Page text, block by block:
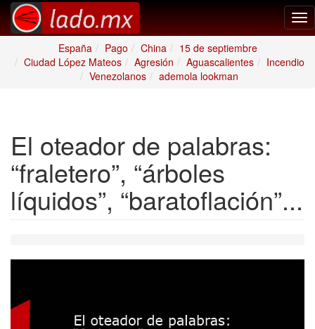
España
Pago China
15 de septiembre
Ciudad López Mateos
Agresión Aguascalientes
Incendio
Venezolanos
ademola lookman
El oteador de palabras:
“fraletero”, “árboles
líquidos”, “baratoflación”...